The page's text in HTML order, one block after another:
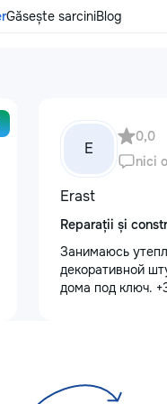
Găsește sarciniBlog
E
0,0
nici
Erast
Reparații și
Занимаюсь
декоративной
дома под ключ.